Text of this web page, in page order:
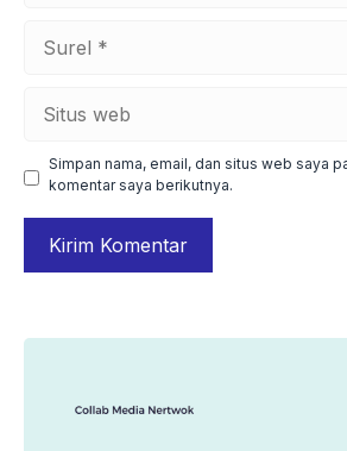
web
Simpan nama, email, dan situs web saya
komentar saya berikutnya.